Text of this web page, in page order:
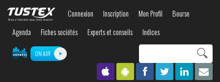
contenu
Connexion Inscription Mon Profil
Bourse
Agenda
Fiches sociétés Experts et conseils Indices
ON AIR
recherche